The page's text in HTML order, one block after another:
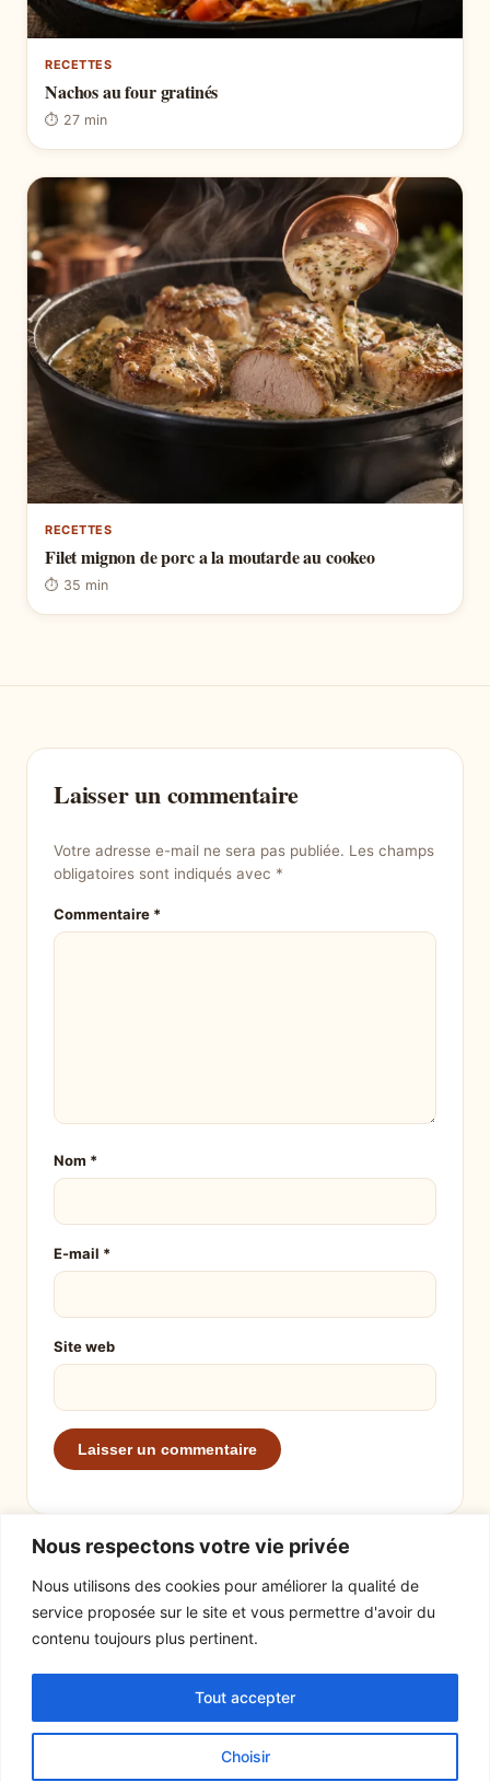
Nous respectons votre vie privée
Nous utilisons des cookies pour améliorer la qualité de
service proposée sur le site et vous permettre d'avoir du
contenu toujours plus pertinent.
Choisir
Tout accepter
RECETTES
Nachos au four gratinés
⏱ 27 min
RECETTES
Filet mignon de porc a la moutarde au cookeo
⏱ 35 min
Laisser un commentaire
Votre adresse e-mail ne sera pas publiée. Les champs
obligatoires sont indiqués avec *
Commentaire *
Nom *
E-mail *
Site web
Actualités
Mentions légales